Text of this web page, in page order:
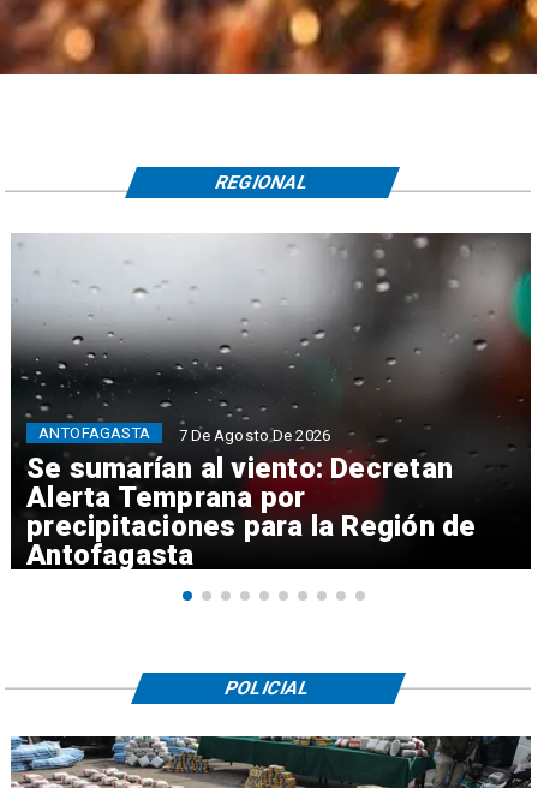
Se sumarían al viento: Decretan
Alerta Temprana por
precipitaciones para la Región de
Antofagasta
ANTOFAGASTA 7 De Agosto De 2026
REGIONAL
POLICIAL